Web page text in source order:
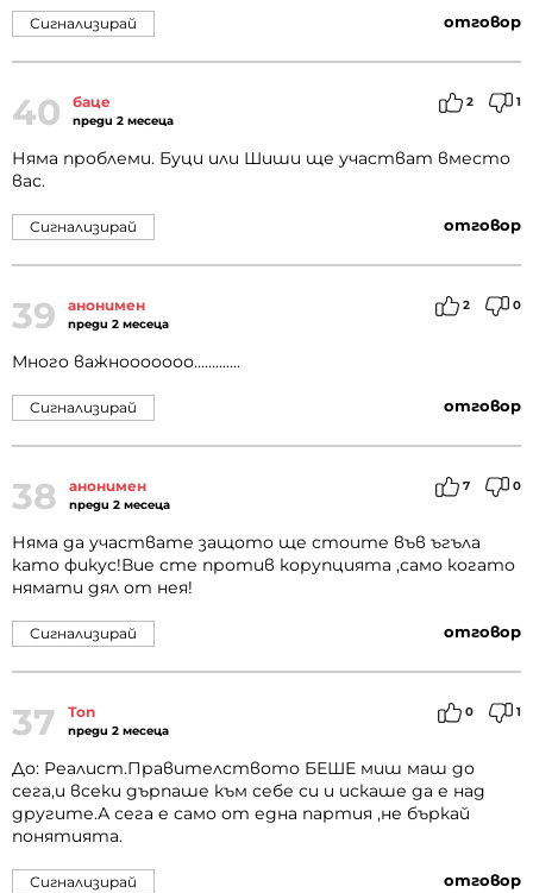
отговор
Сигнализирай
40 баце
преди 2 месеца
2 1
Няма проблеми. Буци или Шиши ще участват вместо
вас.
отговор
Сигнализирай
39 анонимен
преди 2 месеца
2 0
Много важнооооооо.............
отговор
Сигнализирай
38 анонимен
преди 2 месеца
7 0
Няма да участвате защото ще стоите във ъгъла
като фикус!Вие сте против корупцията ,само когато
нямати дял от нея!
отговор
Сигнализирай
37 Топ
преди 2 месеца
0 1
До: Реалист.Правителството БЕШЕ миш маш до
сега,и всеки дърпаше към себе си и искаше да е над
другите.А сега е само от една партия ,не бъркай
понятията.
отговор
Сигнализирай